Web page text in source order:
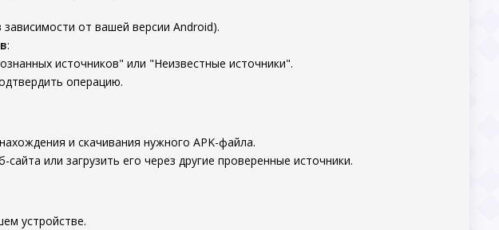
от вашей версии Android).
:
источников" или "Неизвестные источники".
операцию.
и скачивания нужного APK-файла.
или загрузить его через другие проверенные источники.
устройстве.